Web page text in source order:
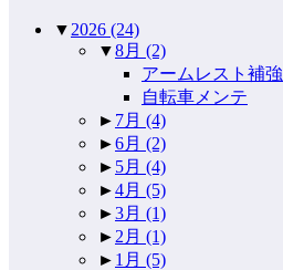
▼ 2026 (24)
▼8月 (2)
アームレスト補強
自転車メンテ
► 7月 (4)
►6月 (2)
► 5月 (4)
►4月 (5)
►3月 (1)
► 2月 (1)
► 1月 (5)